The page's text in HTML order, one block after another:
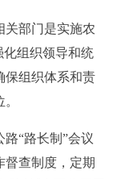
关部门是实施农
化组织领导和统
保组织体系和责
路“路长制”会议
督查制度，定期